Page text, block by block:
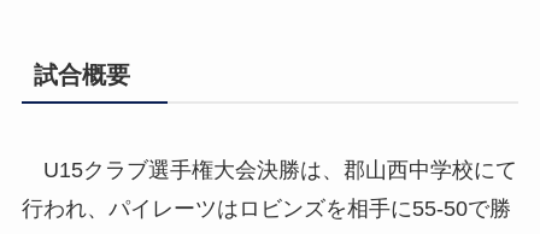
試合概要
U15クラブ選手権大会決勝は、郡山西中学校にて
行われ、パイレーツはロビンズを相手に55-50で勝